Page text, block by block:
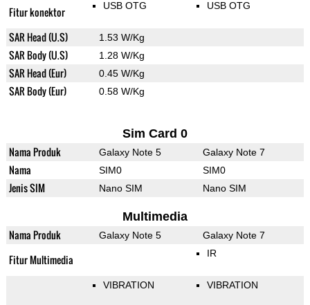
Fitur konektor USB OTG USB OTG
SAR Head (U.S) 1.53 W/Kg
SAR Body (U.S) 1.28 W/Kg
SAR Head (Eur) 0.45 W/Kg
SAR Body (Eur) 0.58 W/Kg
Sim Card 0
Nama Produk Galaxy Note 5 Galaxy Note 7
Nama SIM0 SIM0
Jenis SIM Nano SIM Nano SIM
Multimedia
Nama Produk Galaxy Note 5 Galaxy Note 7
Fitur Multimedia IR
VIBRATION VIBRATION